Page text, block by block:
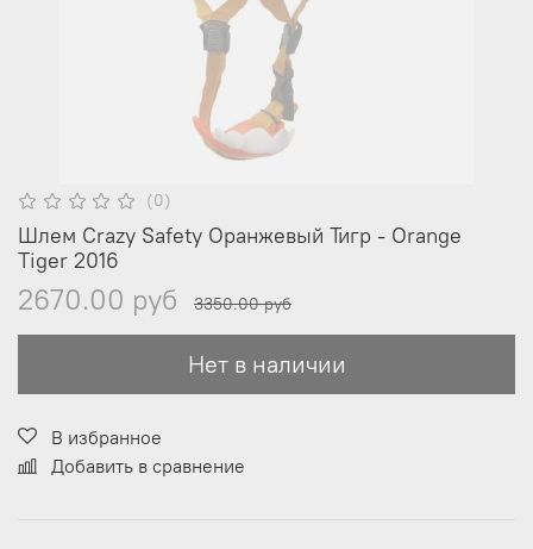
(0)
Шлем Crazy Safety Оранжевый Тигр - Orange
Tiger 2016
2670.00 руб 3350.00 руб
Нет в наличии
В избранное
Добавить в сравнение